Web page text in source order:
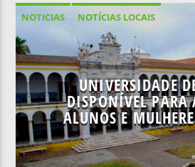
NOTICIAS
NOTÍCIAS LOCAIS
NOTÍCIAS NACIONAIS
UNIVERSIDADE
DISPONÍVEL PARA
ALUNOS E